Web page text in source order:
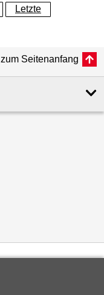
Letzte
zum Seitenanfang